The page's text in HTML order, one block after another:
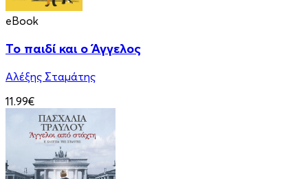
eBook
Το παιδί και ο Άγγελος
Αλέξης Σταμάτης
11.99€